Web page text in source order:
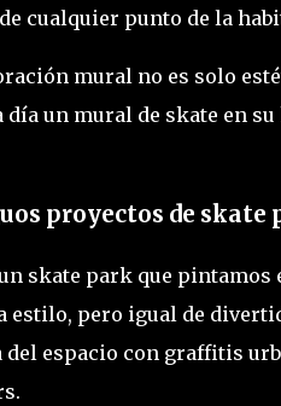
cualquier punto de la
mural no es solo
día un mural de skate en
proyectos de skate
skate park que pintamos
estilo, pero igual de
espacio con graffitis